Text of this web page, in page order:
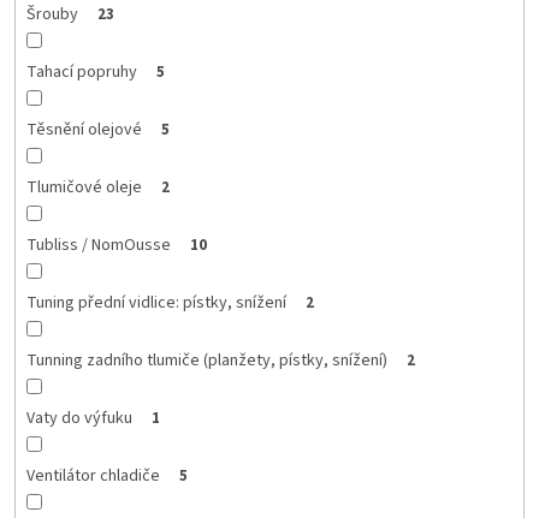
Šrouby 23
Tahací popruhy 5
Těsnění olejové 5
Tlumičové oleje 2
Tubliss / NomOusse 10
Tuning přední vidlice: pístky, snížení 2
Tunning zadního tlumiče (planžety, pístky, snížení) 2
Vaty do výfuku 1
Ventilátor chladiče 5